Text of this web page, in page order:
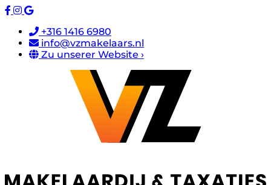
+316 1416 6980
info@vzmakelaars.nl
Zu unserer Website ›